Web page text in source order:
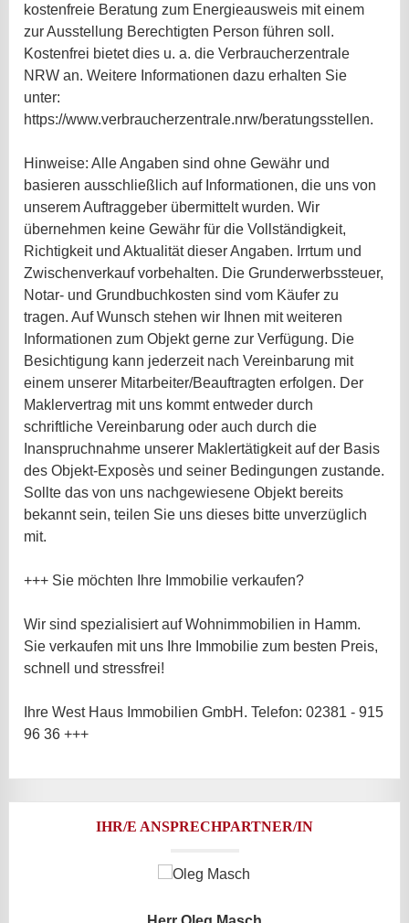
kostenfreie Beratung zum Energieausweis mit einem
zur Ausstellung Berechtigten Person führen soll.
Kostenfrei bietet dies u. a. die Verbraucherzentrale
NRW an. Weitere Informationen dazu erhalten Sie
unter:
https://www.verbraucherzentrale.nrw/beratungsstellen.
Hinweise: Alle Angaben sind ohne Gewähr und
basieren ausschließlich auf Informationen, die uns von
unserem Auftraggeber übermittelt wurden. Wir
übernehmen keine Gewähr für die Vollständigkeit,
Richtigkeit und Aktualität dieser Angaben. Irrtum und
Zwischenverkauf vorbehalten. Die Grunderwerbssteuer,
Notar- und Grundbuchkosten sind vom Käufer zu
tragen. Auf Wunsch stehen wir Ihnen mit weiteren
Informationen zum Objekt gerne zur Verfügung. Die
Besichtigung kann jederzeit nach Vereinbarung mit
einem unserer Mitarbeiter/Beauftragten erfolgen. Der
Maklervertrag mit uns kommt entweder durch
schriftliche Vereinbarung oder auch durch die
Inanspruchnahme unserer Maklertätigkeit auf der Basis
des Objekt-Exposès und seiner Bedingungen zustande.
Sollte das von uns nachgewiesene Objekt bereits
bekannt sein, teilen Sie uns dieses bitte unverzüglich
mit.
+++ Sie möchten Ihre Immobilie verkaufen?
Wir sind spezialisiert auf Wohnimmobilien in Hamm.
Sie verkaufen mit uns Ihre Immobilie zum besten Preis,
schnell und stressfrei!
Ihre West Haus Immobilien GmbH. Telefon: 02381 - 915
96 36 +++
IHR/E ANSPRECHPARTNER/IN